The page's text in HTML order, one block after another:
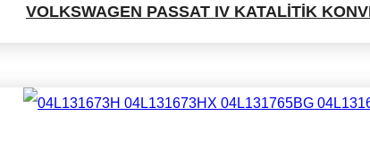
VOLKSWAGEN PASSAT IV KATALİTİK